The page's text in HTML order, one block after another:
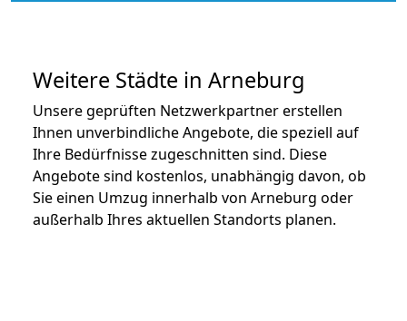
Weitere Städte in Arneburg
Unsere geprüften Netzwerkpartner erstellen
Ihnen unverbindliche Angebote, die speziell auf
Ihre Bedürfnisse zugeschnitten sind. Diese
Angebote sind kostenlos, unabhängig davon, ob
Sie einen Umzug innerhalb von Arneburg oder
außerhalb Ihres aktuellen Standorts planen.